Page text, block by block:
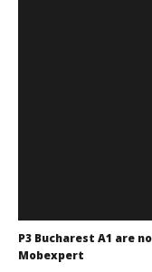
P3 Bucharest A1 are
Mobexpert